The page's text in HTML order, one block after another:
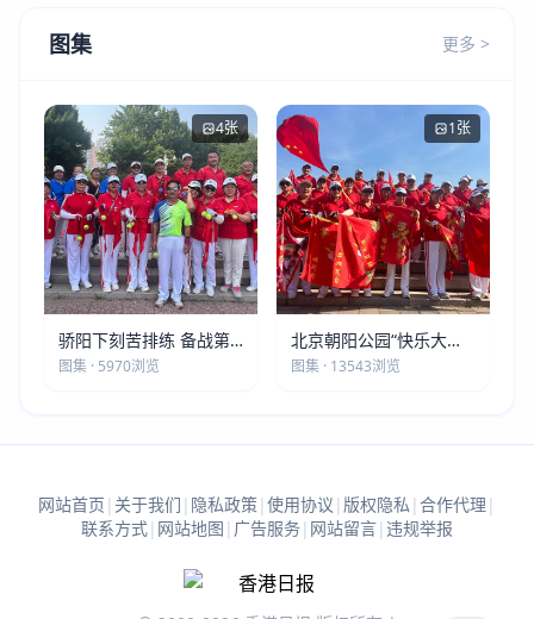
图集 更多 >
4张
骄阳下刻苦排练 备战第
五届莫斯科世界大健康运
图集 · 5970浏览
1张
北京朝阳公园“快乐大本
营”建党105周年庆祝活动
图集 · 13543浏览
网站首页 | 关于我们 | 隐私政策| 使用协议 | 版权隐私 | 合作代理 |
联系方式| 网站地图 | 广告服务| 网站留言| 违规举报